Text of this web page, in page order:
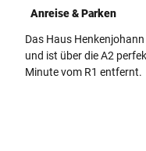
Anreise & Parken
Das Haus
und ist über die A2
Minute vom R1 entfernt.